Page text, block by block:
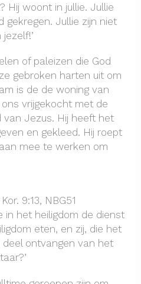
Hij woont in jullie. Jullie
gekregen. Jullie zijn niet
jezelf!’
of paleizen die God
gebroken harten uit om
is de de woning van
vrijgekocht met de
van Jezus. Hij heeft het
en gekleed. Hij roept
mee te werken om
9:13, NBG51
in het heiligdom de dienst
eten, en zij, die het
ontvangen van het